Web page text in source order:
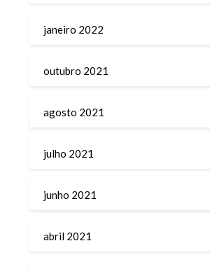
janeiro 2022
outubro 2021
agosto 2021
julho 2021
junho 2021
abril 2021